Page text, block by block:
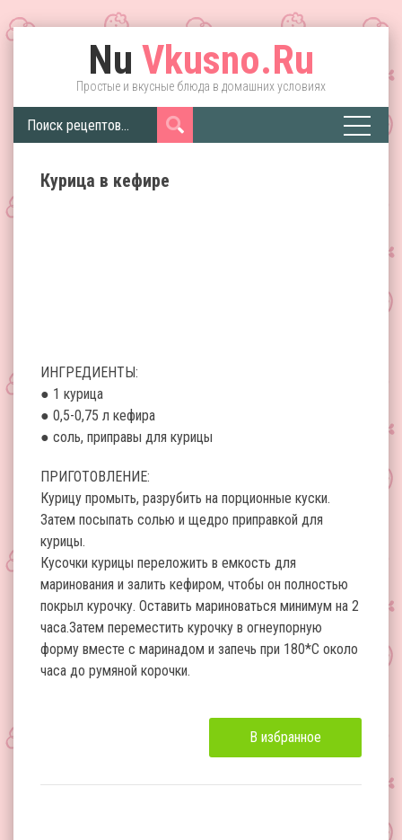
Nu Vkusno.Ru
Простые и вкусные блюда в домашних условиях
Курица в кефире
ИНГРЕДИЕНТЫ:
● 1 курица
● 0,5-0,75 л кефира
● соль, приправы для курицы
ПРИГОТОВЛЕНИЕ:
Курицу промыть, разрубить на порционные куски.
Затем посыпать солью и щедро приправкой для
курицы.
Кусочки курицы переложить в емкость для
маринования и залить кефиром, чтобы он полностью
покрыл курочку. Оставить мариноваться минимум на 2
часа.Затем переместить курочку в огнеупорную
форму вместе с маринадом и запечь при 180*С около
часа до румяной корочки.
В избранное